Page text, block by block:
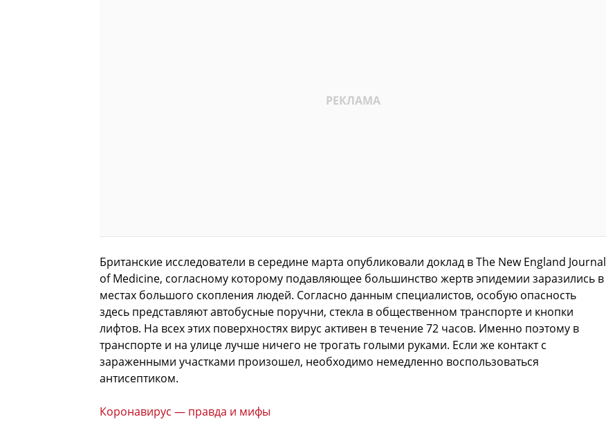
Британские исследователи в середине марта опубликовали доклад в The New England Journal
of Medicine, согласному которому подавляющее большинство жертв эпидемии заразились в
местах большого скопления людей. Согласно данным специалистов, особую опасность
здесь представляют автобусные поручни, стекла в общественном транспорте и кнопки
лифтов. На всех этих поверхностях вирус активен в течение 72 часов. Именно поэтому в
транспорте и на улице лучше ничего не трогать голыми руками. Если же контакт с
зараженными участками произошел, необходимо немедленно воспользоваться
антисептиком.
Коронавирус — правда и мифы